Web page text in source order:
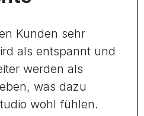
Kunden sehr
als entspannt und
werden als
was dazu
wohl fühlen.